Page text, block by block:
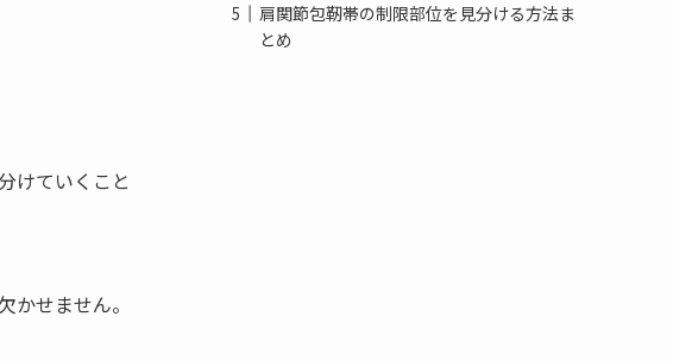
けていくこと
せません。
肩関節包靭帯の制限部位を見分ける方法ま
とめ